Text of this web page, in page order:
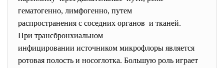
гематогенно, лимфогенно, путем
распространения с соседних органов и тканей.
При трансбронхиальном
инфицировании источником микрофлоры является
ротовая полость и носоглотка. Большую роль играет